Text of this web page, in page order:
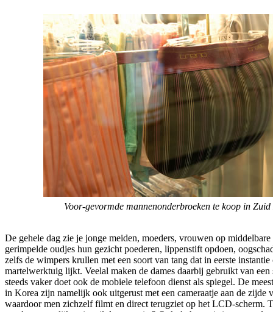
Voor-gevormde mannenonderbroeken te koop in
De gehele dag zie je jonge meiden, moeders, vrouwen op
gerimpelde oudjes hun gezicht poederen, lippenstift opdoen,
zelfs de wimpers krullen met een soort van tang dat in eerste instantie
martelwerktuig lijkt. Veelal maken de dames daarbij gebruikt van een
steeds vaker doet ook de mobiele telefoon dienst als spiegel. De
in Korea zijn namelijk ook uitgerust met een cameraatje aan de zijde
waardoor men zichzelf filmt en direct terugziet op het LCD-scherm.